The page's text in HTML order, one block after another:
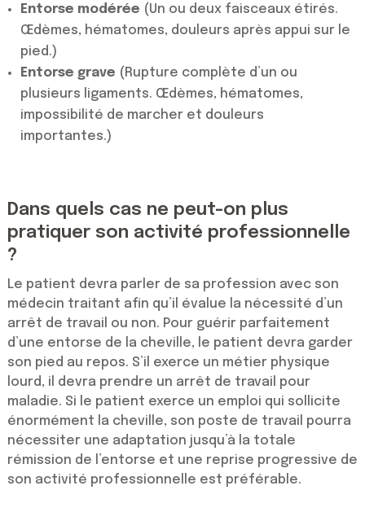
Entorse modérée (Un ou deux faisceaux étirés.
Œdèmes, hématomes, douleurs après appui sur le
pied.)
Entorse grave (Rupture complète d’un ou
plusieurs ligaments. Œdèmes, hématomes,
impossibilité de marcher et douleurs
importantes.)
Dans quels cas ne peut-on plus
pratiquer son activité professionnelle
?
Le patient devra parler de sa profession avec son
médecin traitant afin qu’il évalue la nécessité d’un
arrêt de travail ou non. Pour guérir parfaitement
d’une entorse de la cheville, le patient devra garder
son pied au repos. S’il exerce un métier physique
lourd, il devra prendre un arrêt de travail pour
maladie. Si le patient exerce un emploi qui sollicite
énormément la cheville, son poste de travail pourra
nécessiter une adaptation jusqu’à la totale
rémission de l’entorse et une reprise progressive de
son activité professionnelle est préférable.